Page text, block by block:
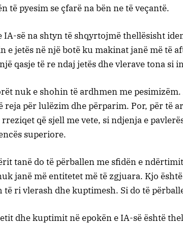
të pyesim se çfarë na bën ne të veçantë.
IA-së na shtyn të shqyrtojmë thellësisht
jetës në një botë ku makinat janë më të
qasje të re ndaj jetës dhe vlerave tona si
nuk e shohin të ardhmen me pesimizëm.
reja për lulëzim dhe përparim. Por, për të
që sjell me vete, si ndjenja e
superiore.
tanë do të përballen me sfidën e
janë më entitetet më të zgjuara. Kjo
ri vlerash dhe kuptimesh. Si do të
dhe kuptimit në epokën e IA-së është